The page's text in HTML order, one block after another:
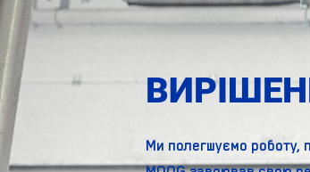
Ми полегшуємо роботу,